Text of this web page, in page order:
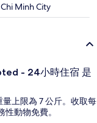
Minh City
- 24小時住宿 是
上限為 7 公斤。收取每
動物免費。